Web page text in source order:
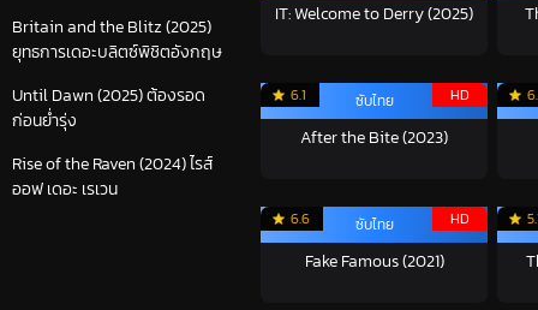
Britain and the Blitz (2025)
ยุทธการเดอะบลิตซ์พิชิตอังกฤษ
Until Dawn (2025) ต้องรอด
ก่อนย่ำรุ่ง
Rise of the Raven (2024) ไรส์
ออฟ เดอะ เรเวน
IT: Welcome to Derry (2025)
6.1 HD
ซับไทย
After the Bite (2023)
6.6 HD
ซับไทย
Fake Famous (2021)